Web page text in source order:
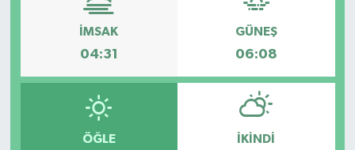
İMSAK
04:31
GÜNEŞ
06:08
ÖĞLE İKINDI